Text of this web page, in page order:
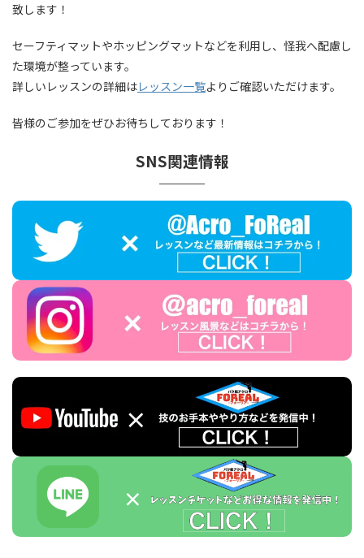
致します！
セーフティマットやホッピングマットなどを利用し、怪我へ配慮し
た環境が整っています。
詳しいレッスンの詳細はレッスン一覧よりご確認いただけます。
皆様のご参加をぜひお待ちしております！
SNS関連情報